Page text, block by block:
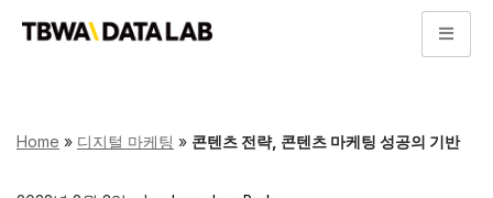
로
너
Home » 디지털 마케팅 » 콘텐츠 전략, 콘텐츠 마케팅 성공의 기반